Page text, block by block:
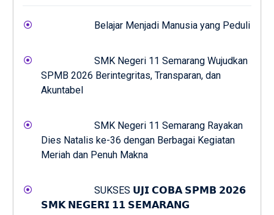
Belajar Menjadi Manusia yang Peduli
SMK Negeri 11 Semarang Wujudkan
SPMB 2026 Berintegritas, Transparan, dan
Akuntabel
SMK Negeri 11 Semarang Rayakan
Dies Natalis ke-36 dengan Berbagai Kegiatan
Meriah dan Penuh Makna
SUKSES 𝗨𝗝𝗜 𝗖𝗢𝗕𝗔 𝗦𝗣𝗠𝗕 𝟮𝟬𝟮𝟲
𝗦𝗠𝗞 𝗡𝗘𝗚𝗘𝗥𝗜 𝟭𝟭 𝗦𝗘𝗠𝗔𝗥𝗔𝗡𝗚